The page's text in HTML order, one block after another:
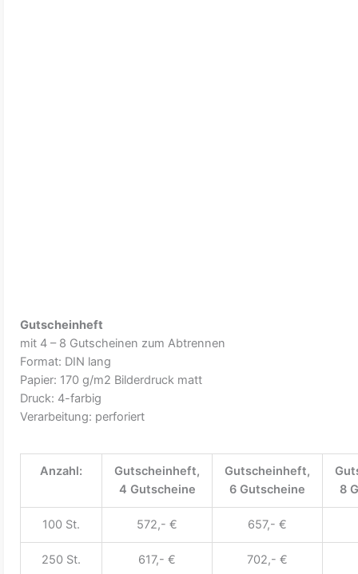
Gutscheinheft
mit 4 – 8 Gutscheinen zum Abtrennen
Format: DIN lang
Papier: 170 g/m2 Bilderdruck matt
Druck: 4-farbig
Verarbeitung: perforiert
Anzahl:
Gutscheinheft,
4 Gutscheine
Gutscheinheft,
6 Gutscheine
8
100 St. 572,- € 657,- €
250 St. 617,- € 702,- €